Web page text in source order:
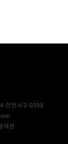
인천서구-0398
약관